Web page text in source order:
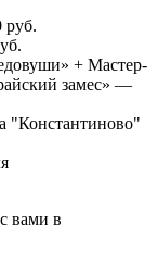
руб.
+ Мастер-
замес» —
"Константиново"
вами в